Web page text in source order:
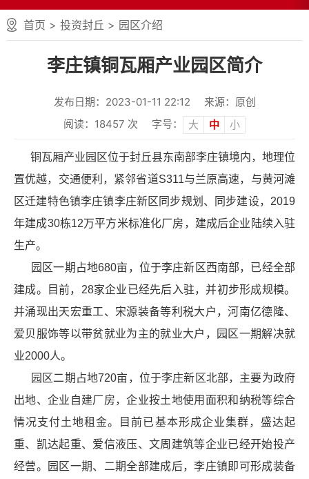
首页 > 投资封丘 > 园区介绍
李庄镇铜瓦厢产业园区简介
发布日期：2023-01-11 22:12
来源：原创
阅读： 18457 次 字号： 大 中 小
铜瓦厢产业园区位于封丘县东南部李庄镇境内，地理位
置优越，交通便利，紧邻省道S311与兰原高速，与黄河滩
区迁建特色镇李庄镇李庄新区同步规划、同步建设，2019
年建成30栋12万平方米标准化厂房，建成后企业陆续入驻
生产。
园区一期占地680亩，位于李庄新区西南部，已经全部
建成。目前，28家企业已经先后入驻，并初步形成规模。
并涌现出天宏重工、宋源装备等利税大户，河南亿德隆、
爱贝服饰等以带贫就业为主的就业大户，园区一期解决就
业2000人。
园区二期占地720亩，位于李庄新区北部，主要为政府
出地、企业自建厂房，企业按土地使用面积和纳税等综合
情况支付土地租金。目前已基本形成企业集群，盛达起
重、凯达起重、爱信液压、文周建筑等企业已经开始投产
经营。园区一期、二期全部建成后，李庄镇即可形成装备